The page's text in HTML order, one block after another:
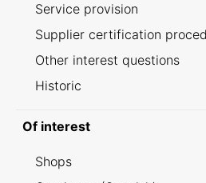
Service provision
Supplier certification
Other interest questions
Historic
Of interest
Shops